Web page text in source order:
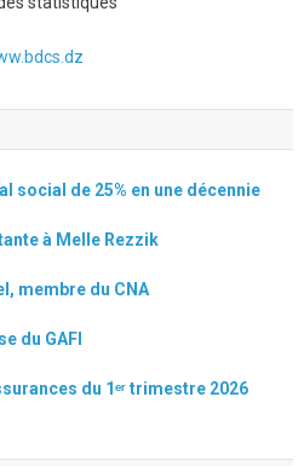
social de 25% en une décennie
à Melle Rezzik
membre du CNA
du GAFI
du 1ᵉʳ trimestre 2026